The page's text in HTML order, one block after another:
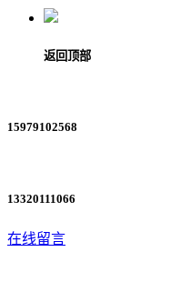
返回顶部
15979102568
13320111066
在线留言